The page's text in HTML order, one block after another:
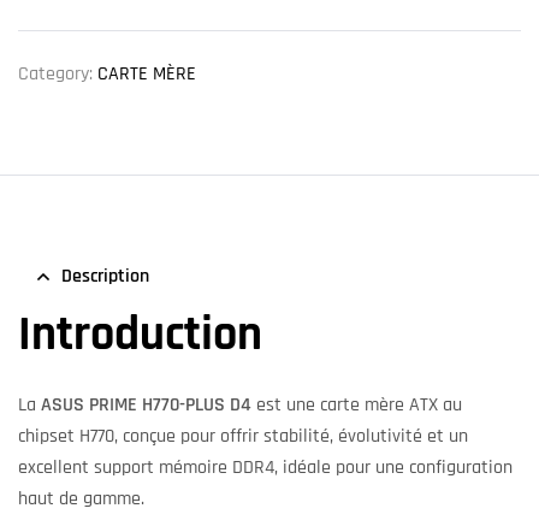
Category: CARTE MÈRE
Description
Introduction
La ASUS PRIME H770-PLUS D4 est une carte mère ATX au
chipset H770, conçue pour offrir stabilité, évolutivité et un
excellent support mémoire DDR4, idéale pour une configuration
haut de gamme.